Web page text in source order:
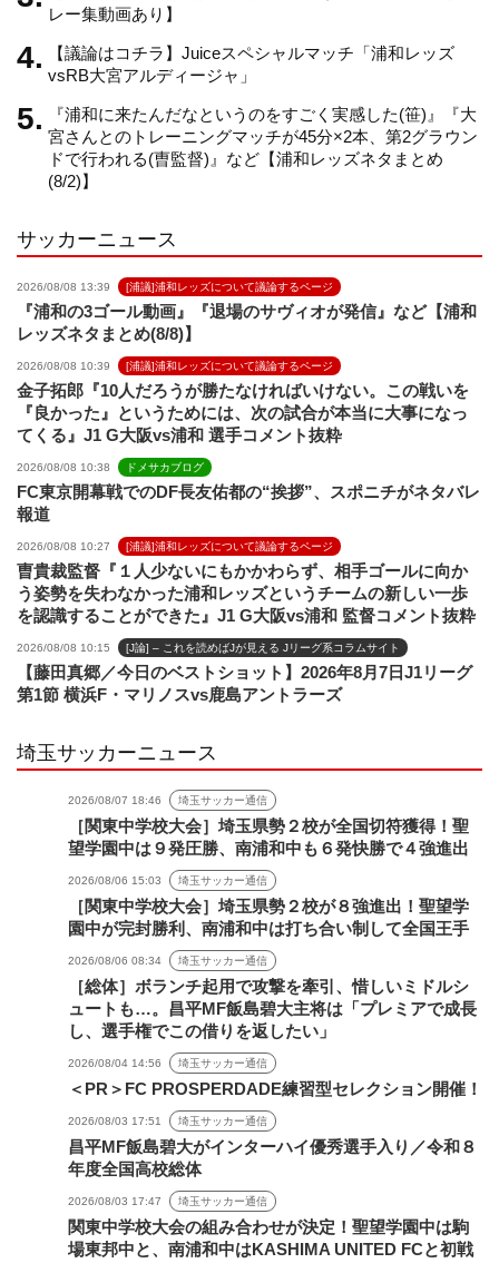
e
レー集動画あり】
【議論はコチラ】Juiceスペシャルマッチ「浦和レッズ
vsRB大宮アルディージャ」
『浦和に来たんだなというのをすごく実感した(笹)』『大
宮さんとのトレーニングマッチが45分×2本、第2グラウン
ドで行われる(曺監督)』など【浦和レッズネタまとめ
(8/2)】
サッカーニュース
2026/08/08 13:39 [浦議]浦和レッズについて議論するページ
『浦和の3ゴール動画』『退場のサヴィオが発信』など【浦和
レッズネタまとめ(8/8)】
2026/08/08 10:39 [浦議]浦和レッズについて議論するページ
金子拓郎『10人だろうが勝たなければいけない。この戦いを
『良かった』というためには、次の試合が本当に大事になっ
てくる』J1 G大阪vs浦和 選手コメント抜粋
2026/08/08 10:38 ドメサカブログ
FC東京開幕戦でのDF長友佑都の“挨拶”、スポニチがネタバレ
報道
2026/08/08 10:27 [浦議]浦和レッズについて議論するページ
曺貴裁監督『１人少ないにもかかわらず、相手ゴールに向か
う姿勢を失わなかった浦和レッズというチームの新しい一歩
を認識することができた』J1 G大阪vs浦和 監督コメント抜粋
2026/08/08 10:15 [J論] – これを読めばJが見える Jリーグ系コラムサイト
【藤田真郷／今日のベストショット】2026年8月7日J1リーグ
第1節 横浜F・マリノスvs鹿島アントラーズ
埼玉サッカーニュース
2026/08/07 18:46 埼玉サッカー通信
［関東中学校大会］埼玉県勢２校が全国切符獲得！聖
望学園中は９発圧勝、南浦和中も６発快勝で４強進出
2026/08/06 15:03 埼玉サッカー通信
［関東中学校大会］埼玉県勢２校が８強進出！聖望学
園中が完封勝利、南浦和中は打ち合い制して全国王手
2026/08/06 08:34 埼玉サッカー通信
［総体］ボランチ起用で攻撃を牽引、惜しいミドルシ
ュートも…。昌平MF飯島碧大主将は「プレミアで成長
し、選手権でこの借りを返したい」
2026/08/04 14:56 埼玉サッカー通信
＜PR＞FC PROSPERDADE練習型セレクション開催！
2026/08/03 17:51 埼玉サッカー通信
昌平MF飯島碧大がインターハイ優秀選手入り／令和８
年度全国高校総体
2026/08/03 17:47 埼玉サッカー通信
関東中学校大会の組み合わせが決定！聖望学園中は駒
場東邦中と、南浦和中はKASHIMA UNITED FCと初戦